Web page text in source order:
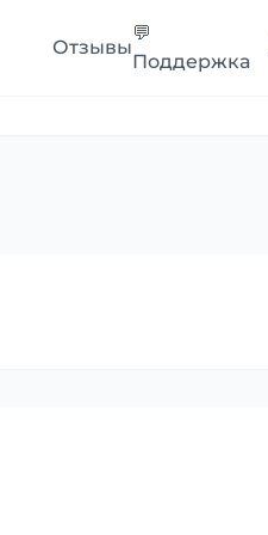
Отзывы
💬
Поддержка